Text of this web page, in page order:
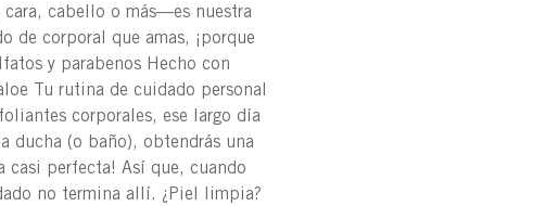
cabello o más—es nuestra
de corporal que amas, ¡porque
y parabenos Hecho con
Tu rutina de cuidado personal
corporales, ese largo día
ducha (o baño), obtendrás una
casi perfecta! Así que, cuando
no termina allí. ¿Piel limpia?